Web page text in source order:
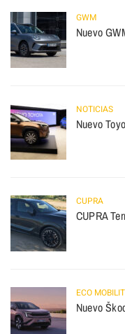
GWM
Nuevo
NOTICIAS
Nuevo
CUPRA
CUPRA
ECO
Nuevo